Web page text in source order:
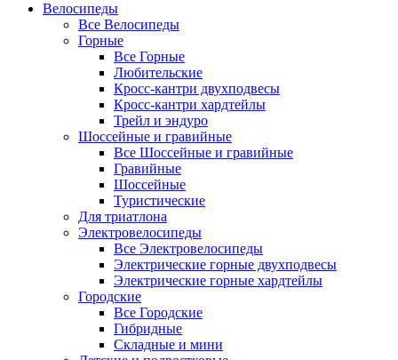
Велосипеды
Все Велосипеды
Горные
Все Горные
Любительские
Кросс-кантри двухподвесы
Кросс-кантри хардтейлы
Трейл и эндуро
Шоссейные и гравийные
Все Шоссейные и гравийные
Гравийные
Шоссейные
Туристические
Для триатлона
Электровелосипеды
Все Электровелосипеды
Электрические горные двухподвесы
Электрические горные хардтейлы
Городские
Все Городские
Гибридные
Складные и мини